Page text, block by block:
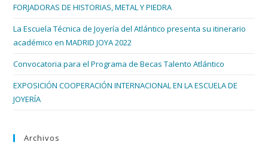
FORJADORAS DE HISTORIAS, METAL Y PIEDRA
La Escuela Técnica de Joyería del Atlántico presenta su itinerario
académico en MADRID JOYA 2022
Convocatoria para el Programa de Becas Talento Atlántico
EXPOSICIÓN COOPERACIÓN INTERNACIONAL EN LA ESCUELA DE
JOYERÍA
Archivos